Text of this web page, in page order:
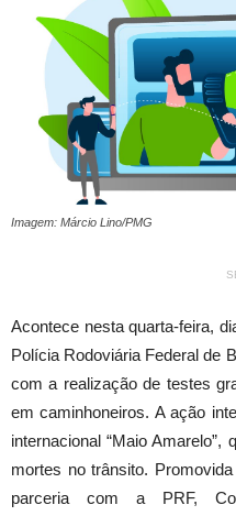
Imagem: Márcio Lino/PMG
Acontece nesta quarta-feira,
Polícia Rodoviária Federal de
com a realização de testes
em caminhoneiros. A ação
internacional “Maio
mortes no trânsito.
parceria com a PRF,